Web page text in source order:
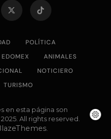
POLÍTICA
EDOMEX
ANIMALES
NOTICIERO
TURISMO
en esta página son
All rights reserved.
.